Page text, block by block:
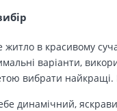
житло в красивому
варіанти,
вибрати найкращі.
динамічний,